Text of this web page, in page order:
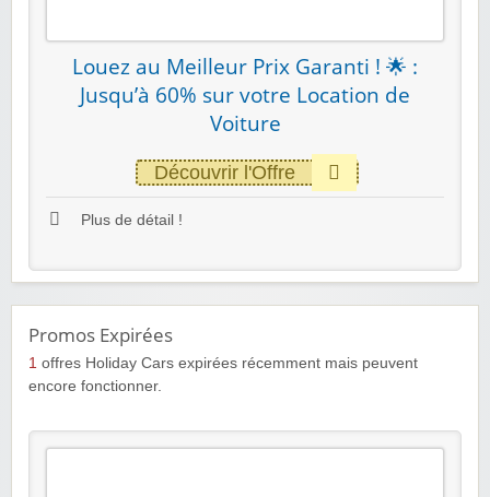
Louez au Meilleur Prix Garanti‎ ! 🌟 :
Jusqu’à 60% sur votre Location de
Voiture
Découvrir l'Offre
Plus de détail !
Promos Expirées
1 offres Holiday Cars expirées récemment mais peuvent
encore fonctionner.